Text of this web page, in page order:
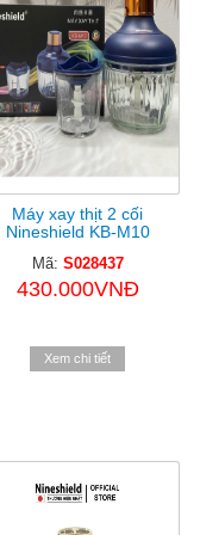
Máy xay thịt 2 cối
Nineshield KB-M10
Mã: S028437
430.000VNĐ
Xem chi tiết